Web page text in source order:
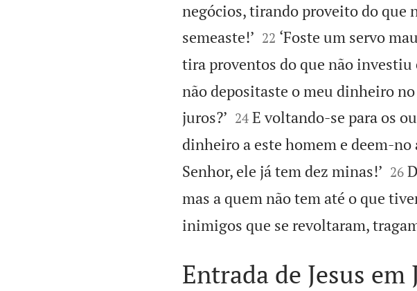
negócios, tirando proveito do que
semeaste!’
22 ‘Foste um servo
tira proventos do que não investiu
não depositaste o meu dinheiro no
juros?’
24 E voltando-se para os
dinheiro a este homem e deem-no
Senhor, ele já tem dez minas!’
26
mas a quem não tem até o que
inimigos que se revoltaram,
Entrada de Jesus em